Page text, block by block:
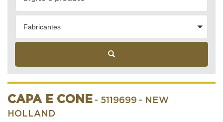
Fabricantes
CAPA E CONE - 5119699 - NEW
HOLLAND